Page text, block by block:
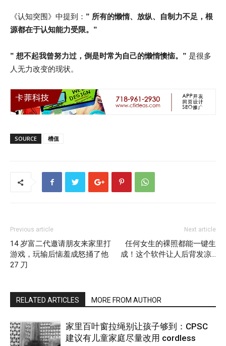
《认知突围》中提到： ” 所有的懒惰、放纵、自制力不足，根
源都在于认知能力受限。”
” 想不起我曾努力过，倒是时常为自己的懒惰懊恼。” 是很多
人无力改变的现状。
SOURCE 槽值
Previous article
14 岁富二代邀请朋友来家里打
游戏，玩输后恼羞成怒捅了他
27 刀
Next article
任何女生的裸照都能一键生
成！这个软件让人后背发凉…
RELATED ARTICLES MORE FROM AUTHOR
家里百叶窗拉绳别让孩子够到：CPSC
建议有儿童家庭尽量改用 cordless